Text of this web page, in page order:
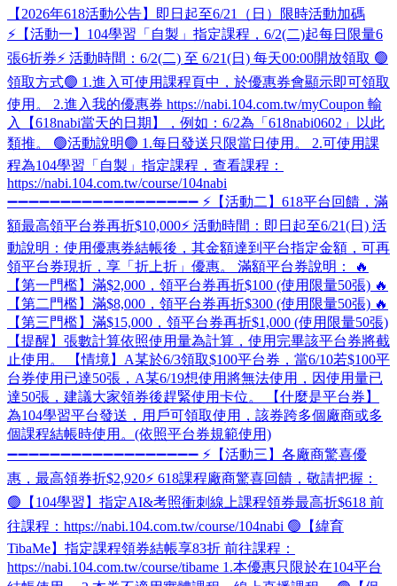
【2026年618活動公告】即日起至6/21（日）限時活動加碼
⚡【活動一】104學習「自製」​指定課程，6/2(二)起每日限量6
張6折券⚡ 活動時間：6/2(二) 至 6/21(日) 每天00:00開放領取 🟢
領取方式🟢 1.進入可使用課程頁中，於優惠券會顯示即可領取
使用。 2.進入我的優惠券 https://nabi.104.com.tw/myCoupon 輸
入【618nabi當天的日期】，例如：6/2為「618nabi0602」以此
類推。 🟢活動說明🟢 1.每日發送只限當日使用。 2.可使用課
程為104學習「自製」​指定課程，查看課程：
https://nabi.104.com.tw/course/104nabi
➖➖➖➖➖➖➖➖➖➖➖➖➖➖➖➖➖➖ ⚡【活動二】618平台回饋，滿
額最高領平台券再折$10,000⚡ 活動時間：即日起至6/21(日) 活
動說明：使用優惠券結帳後，其金額達到平台指定金額，可再
領平台券現折，享「折上折」優惠。 滿額平台券說明： 🔥
【第一門檻】滿$2,000，領平台券再折$100 (使用限量50張) 🔥
【第二門檻】滿$8,000，領平台券再折$300 (使用限量50張) 🔥
【第三門檻】滿$15,000，領平台券再折$1,000 (使用限量50張)
【提醒】張數計算依照使用量為計算，使用完畢該平台券將截
止使用。 【情境】A某於6/3領取$100平台券，當6/10若$100平
台券使用已達50張，A某6/19想使用將無法使用，因使用量已
達50張，建議大家領券後趕緊使用卡位。 【什麼是平台券】
為104學習平台發送，用戶可領取使用，該券跨多個廠商或多
個課程結帳時使用。(依照平台券規範使用)
➖➖➖➖➖➖➖➖➖➖➖➖➖➖➖➖➖➖ ⚡【活動三】各廠商驚喜優
惠，最高領券折$2,920⚡ 618課程廠商驚喜回饋，敬請把握：
🟢【104學習】指定AI&考照衝刺線上課程領券最高折$618 前
往課程：https://nabi.104.com.tw/course/104nabi 🟢【緯育
TibaMe】指定課程領券結帳享83折 前往課程：
https://nabi.104.com.tw/course/tibame 1.本優惠只限於在104平台